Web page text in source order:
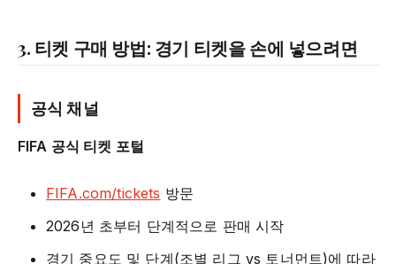
3. 티켓 구매 방법: 경기 티켓을 손에 넣으려면
공식 채널
FIFA 공식 티켓 포털
FIFA.com/tickets 방문
2026년 초부터 단계적으로 판매 시작
경기 중요도 및 단계(조별 리그 vs 토너먼트)에 따라